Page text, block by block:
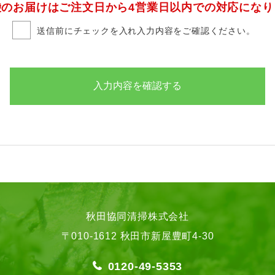
お届けはご注文日から4営業日以内での対応にな
送信前にチェックを入れ入力内容をご確認ください。
秋田協同清掃株式会社
〒010-1612 秋田市新屋豊町4-30
0120-49-5353